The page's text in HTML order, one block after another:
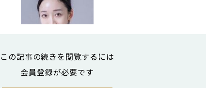
パを流して老廃物の溜まりやむくみなどを取り、筋肉
この記事の続きを閲覧するには
会員登録が必要です